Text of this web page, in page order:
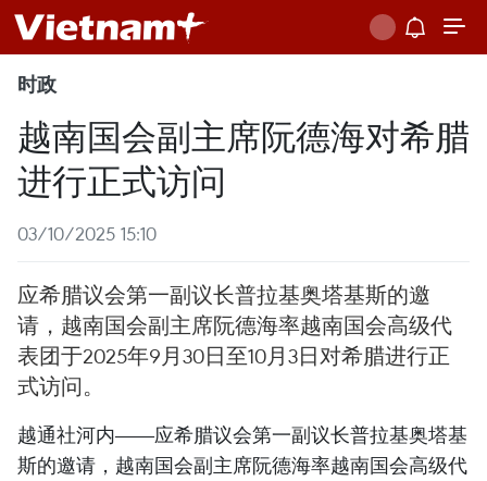
时政
越南国会副主席阮德海对希腊
进行正式访问
03/10/2025 15:10
应希腊议会第一副议长普拉基奥塔基斯的邀
请，越南国会副主席阮德海率越南国会高级代
表团于2025年9月30日至10月3日对希腊进行正
式访问。
越通社河内——应希腊议会第一副议长普拉基奥塔基
斯的邀请，越南国会副主席阮德海率越南国会高级代